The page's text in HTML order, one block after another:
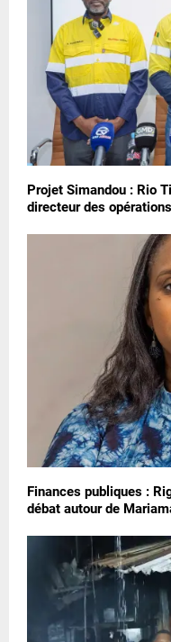
Projet Simandou : Rio
directeur des
Finances publiques :
débat autour de